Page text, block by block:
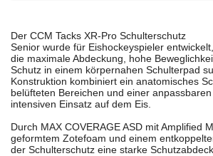
Der CCM Tacks XR-Pro Schulterschutz
Senior wurde für Eishockeyspieler entwickelt,
die maximale Abdeckung, hohe
Schutz in einem körpernahen Schulterpad
Konstruktion kombiniert ein anatomisches
belüfteten Bereichen und einer
intensiven Einsatz auf dem Eis.
Durch MAX COVERAGE ASD mit Amplified
geformtem Zotefoam und einem
der Schulterschutz eine starke